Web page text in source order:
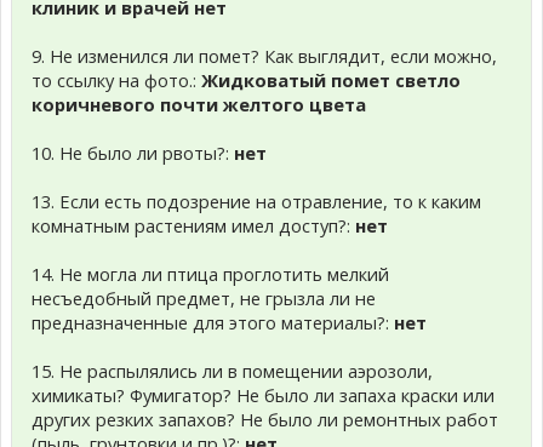
клиник и врачей нет
9. Не изменился ли помет? Как выглядит, если можно,
то ссылку на фото.: Жидковатый помет светло
коричневого почти желтого цвета
10. Не было ли рвоты?: нет
13. Если есть подозрение на отравление, то к каким
комнатным растениям имел доступ?: нет
14. Не могла ли птица проглотить мелкий
несъедобный предмет, не грызла ли не
предназначенные для этого материалы?: нет
15. Не распылялись ли в помещении аэрозоли,
химикаты? Фумигатор? Не было ли запаха краски или
других резких запахов? Не было ли ремонтных работ